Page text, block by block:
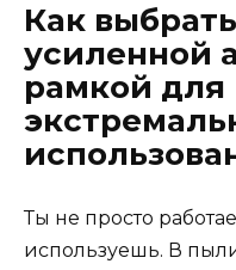
Как
усиленной
рамкой для
Ты не просто
используешь. В